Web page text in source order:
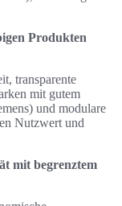
Produkten
transparente
mit gutem
und modulare
Nutzwert und
mit begrenztem